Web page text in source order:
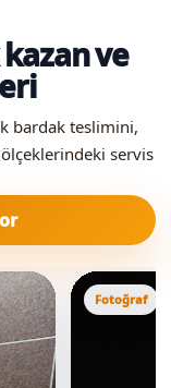
kazan ve
bardak teslimini,
servis
Fotoğraf